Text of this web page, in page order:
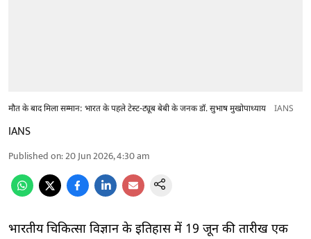
मौत के बाद मिला सम्मान: भारत के पहले टेस्ट-ट्यूब बेबी के जनक डॉ. सुभाष मुखोपाध्याय IANS
IANS
Published on:20 Jun 2026, 4:30 am
भारतीय चिकित्सा विज्ञान के इतिहास में 19 जून की तारीख एक